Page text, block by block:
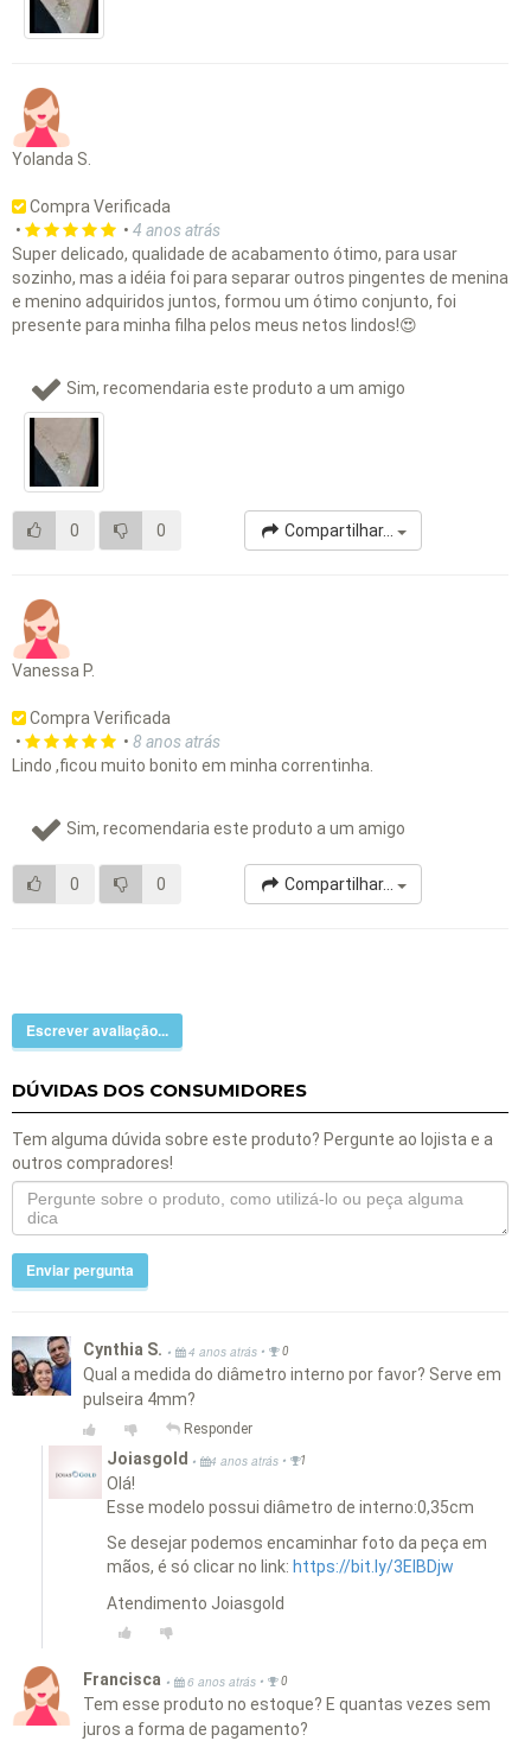
Yolanda S.
Compra Verificada
•
• 4 anos atrás
Super delicado, qualidade de acabamento ótimo, para usar
sozinho, mas a idéia foi para separar outros pingentes de menina
e menino adquiridos juntos, formou um ótimo conjunto, foi
presente para minha filha pelos meus netos lindos!😍
Sim, recomendaria este produto a um amigo
0 0 Compartilhar...
Vanessa P.
Compra Verificada
•
• 8 anos atrás
Lindo ,ficou muito bonito em minha correntinha.
Sim, recomendaria este produto a um amigo
0 0 Compartilhar...
Escrever avaliação...
DÚVIDAS DOS CONSUMIDORES
Tem alguma dúvida sobre este produto? Pergunte ao lojista e a
outros compradores!
Enviar pergunta
Cynthia S. • 4 anos atrás • 0
Qual a medida do diâmetro interno por favor? Serve em
pulseira 4mm?
Responder
Joiasgold • 4 anos atrás • 1
Olá!
Esse modelo possui diâmetro de interno:0,35cm
Se desejar podemos encaminhar foto da peça em
mãos, é só clicar no link: https://bit.ly/3EIBDjw
Atendimento Joiasgold
Francisca • 6 anos atrás • 0
Tem esse produto no estoque? E quantas vezes sem
juros a forma de pagamento?